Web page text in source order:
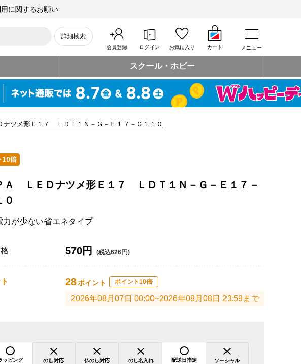
に関するお願い
詳細検索
会員登録 ログイン お気に入り カート メニュー
スクール・ホビー
ツメ形Ｅ１７ ＬＤＴ１Ｎ－Ｇ－Ｅ１７－Ｇ１１０
Ａ ＬＥＤナツメ形Ｅ１７ ＬＤＴ１Ｎ－Ｇ－Ｅ１７－
０
力が少ない省エネタイプ
570円 (税込626円)
28ポイント ポイント10倍
2026年08月07日 00:00~2026年08月08日 23:59まで
ッピング のし対応 仏のし対応 のし名入れ 配送日指定
ソーシャル